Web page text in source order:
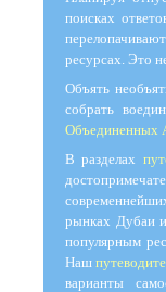
поисках
ресурсах. Это
Объять
собрать
Объединенных
В разделах
рынках Дубаи
популярным
Наш
варианты